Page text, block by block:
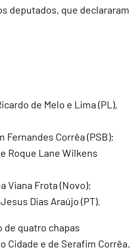
deputados, que declararam
de Melo e Lima (PL),
Fernandes Corrêa (PSB);
Roque Lane Wilkens
Viana Frota (Novo);
Dias Araújo (PT).
de quatro chapas
Cidade e de Serafim Corrêa.